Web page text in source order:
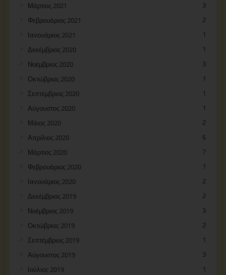
Μάρτιος 2021 3
Φεβρουάριος 2021 2
Ιανουάριος 2021 1
Δεκέμβριος 2020 1
Νοέμβριος 2020 3
Οκτώβριος 2020 1
Σεπτέμβριος 2020 1
Αύγουστος 2020 1
Μάιος 2020 2
Απρίλιος 2020 6
Μάρτιος 2020 7
Φεβρουάριος 2020 1
Ιανουάριος 2020 2
Δεκέμβριος 2019 2
Νοέμβριος 2019 3
Οκτώβριος 2019 2
Σεπτέμβριος 2019 1
Αύγουστος 2019 3
Ιούλιος 2019 1